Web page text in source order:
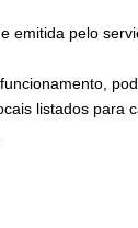
emitida pelo
listados para